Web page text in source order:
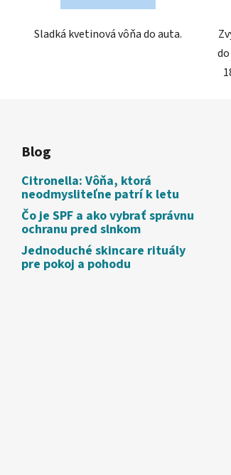
Sladká kvetinová vôňa do auta.
Blog
Citronella: Vôňa, ktorá
neodmysliteľne patrí k letu
Čo je SPF a ako vybrať správnu
ochranu pred slnkom
Jednoduché skincare rituály
pre pokoj a pohodu